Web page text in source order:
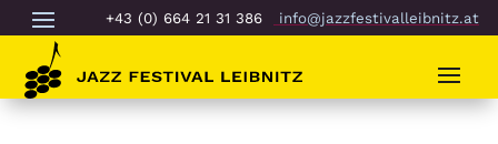
+43 (0) 664 21 31 386 info@jazzfestivalleibnitz.at